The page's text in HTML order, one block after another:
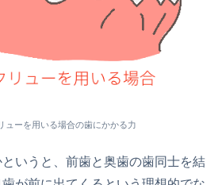
ューを用いる場合の歯にかかる力
いうと、前歯と奥歯の歯同士を結